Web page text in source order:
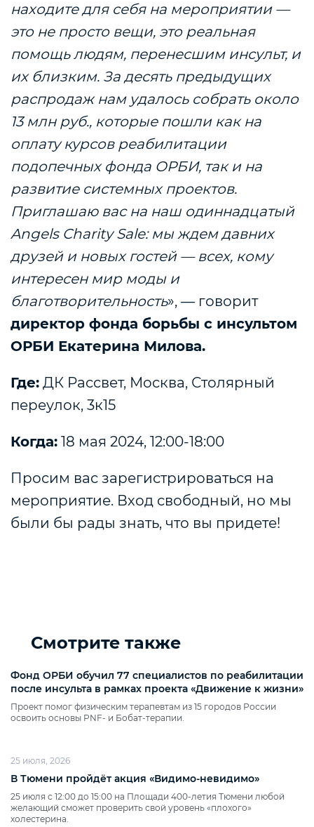
находите для себя на мероприятии —
это не просто вещи, это реальная
помощь людям, перенесшим инсульт, и
их близким. За десять предыдущих
распродаж нам удалось собрать около
13 млн руб., которые пошли как на
оплату курсов реабилитации
подопечных фонда ОРБИ, так и на
развитие системных проектов.
Приглашаю вас на наш одиннадцатый
Angels Charity Sale: мы ждем давних
друзей и новых гостей — всех, кому
интересен мир моды и
благотворительность», — говорит
директор фонда борьбы с инсультом
ОРБИ Екатерина Милова.
Где: ДК Рассвет, Москва, Столярный
переулок, 3к15
Когда: 18 мая 2024, 12:00-18:00
Просим вас зарегистрироваться на
мероприятие. Вход свободный, но мы
были бы рады знать, что вы придете!
Смотрите также
Фонд ОРБИ обучил 77 специалистов по реабилитации
после инсульта в рамках проекта «Движение к жизни»
Проект помог физическим терапевтам из 15 городов России
освоить основы PNF‑ и Бобат‑терапии.
25 июля, 2026
В Тюмени пройдёт акция «Видимо‑невидимо»
25 июля с 12:00 до 15:00 на Площади 400‑летия Тюмени любой
желающий сможет проверить свой уровень «плохого»
холестерина.